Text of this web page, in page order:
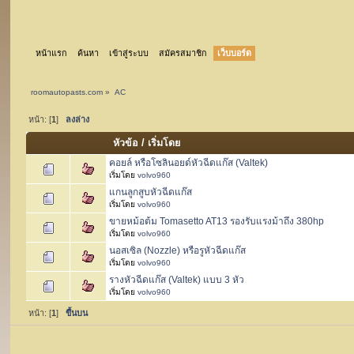
หน้าแรก ค้นหา เข้าสู่ระบบ สมัครสมาชิก เว็บบอร์ด
roomautopasts.com » AC
หน้า: [1] ลงล่าง
หัวข้อ / เริ่มโดย
คอยล์ หรือโซลินอยด์หัวฉีดแก๊ส (Valtek)
เริ่มโดยvolvo960
แกนลูกสูบหัวฉีดแก๊ส
เริ่มโดยvolvo960
ขายหม้อต้ม Tomasetto AT13 รองรับแรงม้าถึง 380hp
เริ่มโดยvolvo960
นอสเซิล (Nozzle) หรือรูหัวฉีดแก๊ส
เริ่มโดยvolvo960
รางหัวฉีดแก๊ส (Valtek) แบบ 3 หัว
เริ่มโดยvolvo960
หน้า: [1 ] ขึ้นบน